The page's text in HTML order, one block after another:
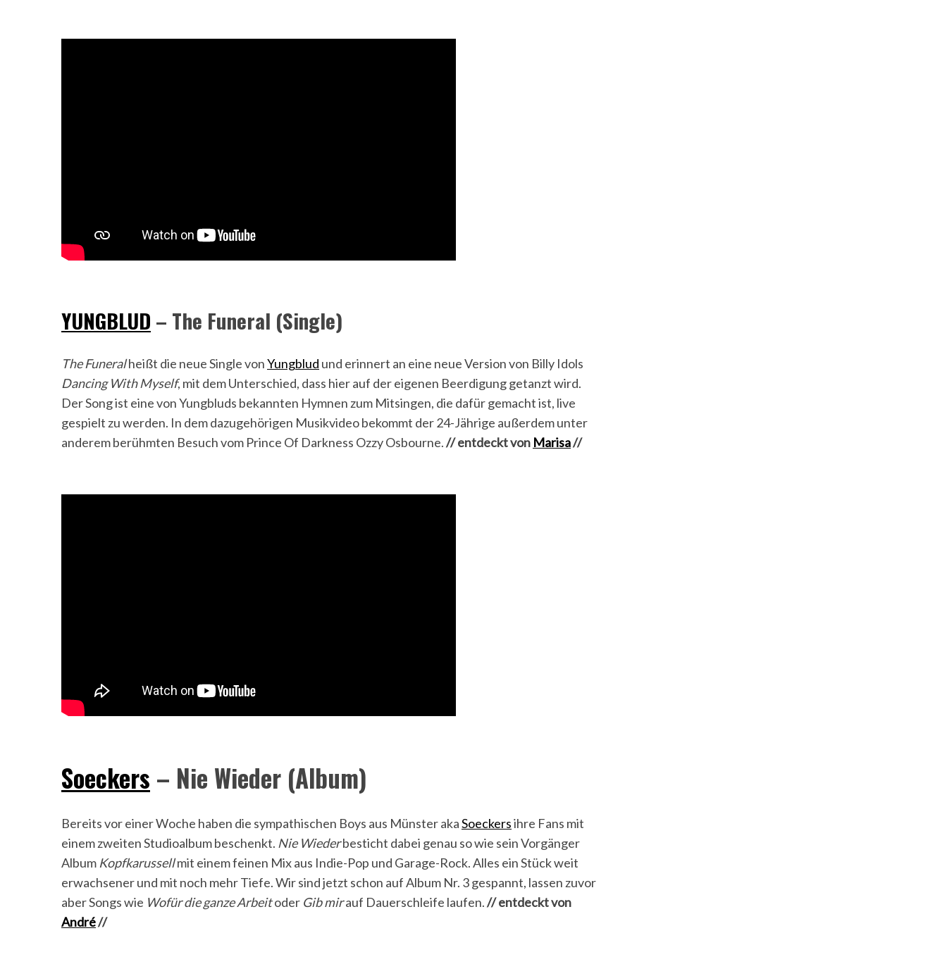
YUNGBLUD – The Funeral (Single)
The Funeralheißt die neue Single vonYungblud und erinnert an eine neue Version von Billy Idols
Dancing With Myself, mit dem Unterschied, dass hier auf der eigenen Beerdigung getanzt wird.
Der Song ist eine von Yungbluds bekannten Hymnen zum Mitsingen, die dafür gemacht ist, live
gespielt zu werden. In dem dazugehörigen Musikvideo bekommt der 24-Jährige außerdem unter
anderem berühmten Besuch vom Prince Of Darkness Ozzy Osbourne.//entdeckt von Marisa//
Soeckers – Nie Wieder (Album)
Bereits vor einer Woche haben die sympathischen Boys aus Münster akaSoeckersihre Fans mit
einem zweiten Studioalbum beschenkt. Nie Wiederbesticht dabei genau so wie sein Vorgänger
Album Kopfkarussellmit einem feinen Mix aus Indie-Pop und Garage-Rock. Alles ein Stück weit
erwachsener und mit noch mehr Tiefe. Wir sind jetzt schon auf Album Nr. 3 gespannt, lassen zuvor
aber Songs wie Wofür die ganze Arbeitoder Gib mirauf Dauerschleife laufen.//entdeckt von
André//